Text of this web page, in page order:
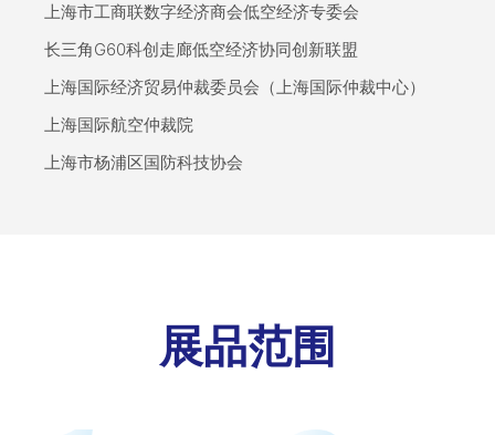
上海市工商联数字经济商会低空经济专委会
长三角G60科创走廊低空经济协同创新联盟
上海国际经济贸易仲裁委员会（上海国际仲裁中心）
上海国际航空仲裁院
上海市杨浦区国防科技协会
展品范围